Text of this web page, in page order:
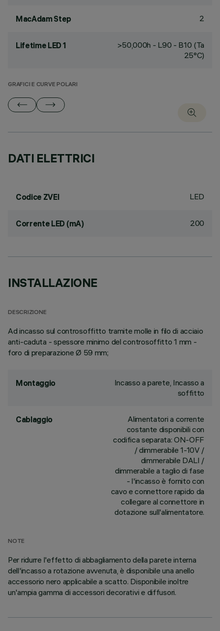
MacAdam Step 2
Lifetime LED 1
>50,000h - L90 - B10 (Ta
25°C)
GRAFICI E CURVE POLARI
DATI ELETTRICI
Codice ZVEI LED
Corrente LED (mA) 200
INSTALLAZIONE
DESCRIZIONE
Ad incasso sul controsoffitto tramite molle in filo di acciaio
anti-caduta - spessore minimo del controsoffitto 1 mm -
foro di preparazione Ø 59 mm;
Montaggio
Incasso a parete, Incasso a
soffitto
Cablaggio
Alimentatori a corrente
costante disponibili con
codifica separata: ON-OFF
/ dimmerabile 1-10V /
dimmerabile DALI /
dimmerabile a taglio di fase
- l'incasso è fornito con
cavo e connettore rapido da
collegare al connettore in
dotazione sull'alimentatore.
NOTE
Per ridurre l'effetto di abbagliamento della parete interna
dell'incasso a rotazione avvenuta, è disponibile una anello
accessorio nero applicabile a scatto. Disponibile inoltre
un'ampia gamma di accessori decorativi e diffusori.